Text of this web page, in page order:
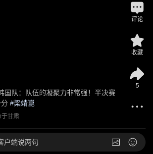
国队：队伍的凝聚力非常强！半决赛
#梁靖崑
于甘肃
评论
收藏
5
户端说两句